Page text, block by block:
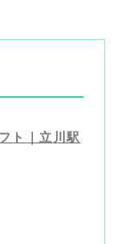
ト｜立川駅